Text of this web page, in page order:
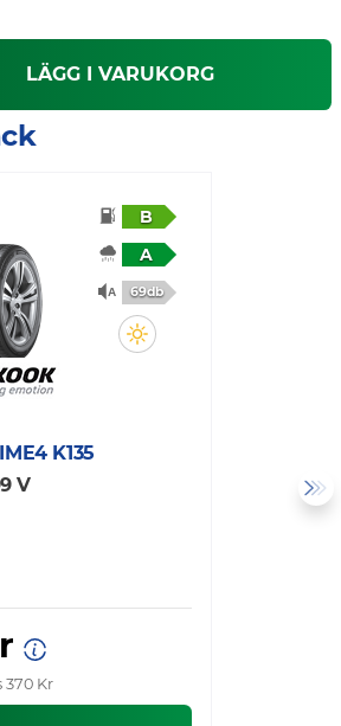
LÄGG I VARUKORG
B
A
69db
K135
V
370 Kr